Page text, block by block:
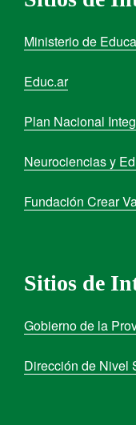
Ministerio de
Educ.ar
Plan Nacional
Neurociencias y
Fundación Crear
Sitios de
Gobierno de la
Dirección de Nivel